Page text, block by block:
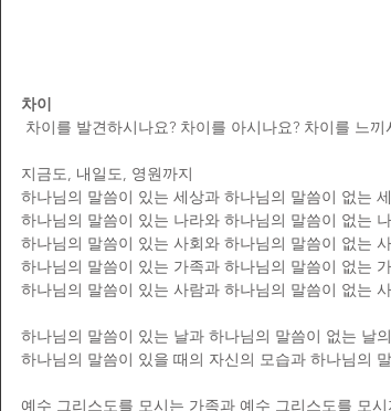
차이
차이를 발견하시나요? 차이를 아시나요? 차이를 느끼
지금도, 내일도, 영원까지
하나님의 말씀이 있는 세상과 하나님의 말씀이 없는
하나님의 말씀이 있는 나라와 하나님의 말씀이 없는
하나님의 말씀이 있는 사회와 하나님의 말씀이 없는
하나님의 말씀이 있는 가족과 하나님의 말씀이 없는
하나님의 말씀이 있는 사람과 하나님의 말씀이 없는
하나님의 말씀이 있는 날과 하나님의 말씀이 없는 날
하나님의 말씀이 있을 때의 자신의 모습과 하나님의
예수 그리스도를 모시는 가족과 예수 그리스도를 모